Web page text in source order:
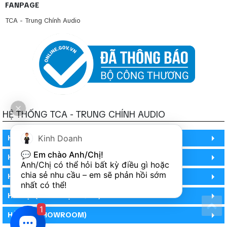
hành theo từng sản phẩm.
FANPAGE
TCA - Trung Chính Audio
HỆ THỐNG TCA - TRUNG CHÍNH AUDIO
HỒ CHÍ MINH
HỒ CHÍ MINH
HỒ CHÍ MINH (PHÒNG BẢO HÀNH)
HÀ NỘI (DEMO HỆ THỐNG)
HÀ NỘI (SHOWROOM)
Kinh Doanh
💬 Em chào Anh/Chị!
Anh/Chị có thể hỏi bất kỳ điều gì hoặc
chia sẻ nhu cầu – em sẽ phản hồi sớm
nhất có thể!
1